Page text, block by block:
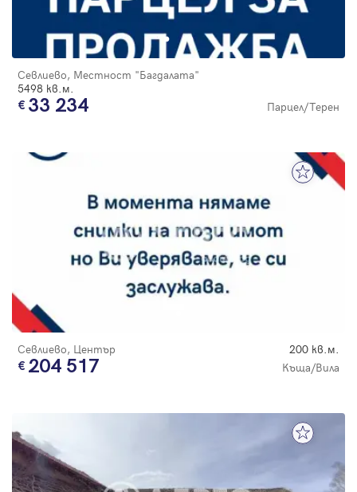
Севлиево, Местност "Багдалата"
5498 кв.м.
33 234 Парцел/Терен
Севлиево, Център 200 кв.м.
204 517 Къща/Вила